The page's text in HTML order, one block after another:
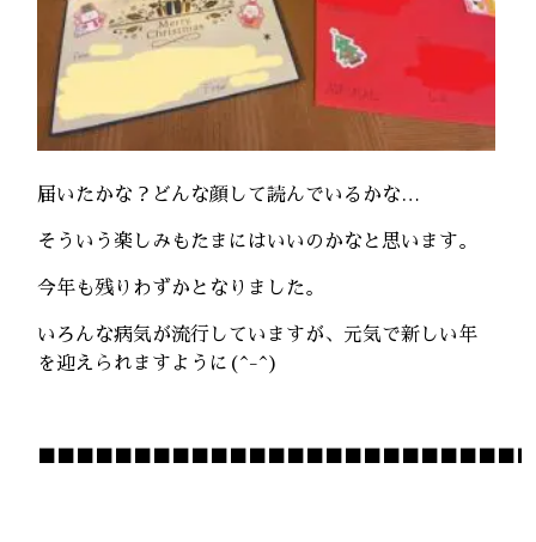
届いたかな？どんな顔して読んでいるかな…
そういう楽しみもたまにはいいのかなと思います。
今年も残りわずかとなりました。
いろんな病気が流行していますが、元気で新しい年
を迎えられますように(^-^)